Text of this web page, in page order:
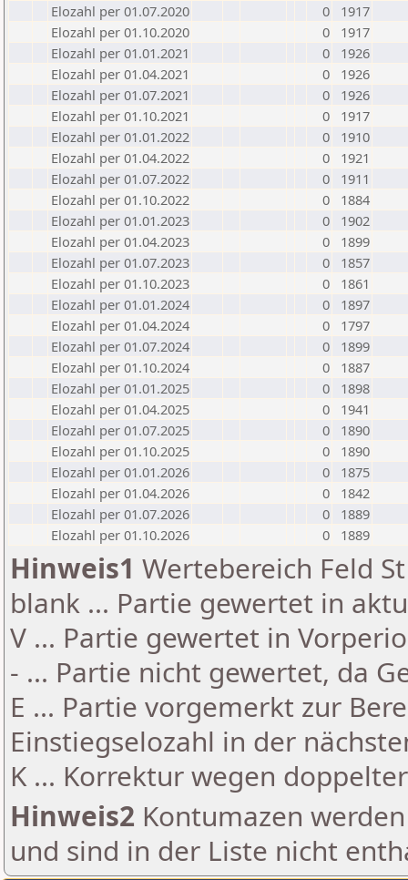
Elozahl per 01.07.2020
0
1917
Elozahl per 01.10.2020
0
1917
Elozahl per 01.01.2021
0
1926
Elozahl per 01.04.2021
0
1926
Elozahl per 01.07.2021
0
1926
Elozahl per 01.10.2021
0
1917
Elozahl per 01.01.2022
0
1910
Elozahl per 01.04.2022
0
1921
Elozahl per 01.07.2022
0
1911
Elozahl per 01.10.2022
0
1884
Elozahl per 01.01.2023
0
1902
Elozahl per 01.04.2023
0
1899
Elozahl per 01.07.2023
0
1857
Elozahl per 01.10.2023
0
1861
Elozahl per 01.01.2024
0
1897
Elozahl per 01.04.2024
0
1797
Elozahl per 01.07.2024
0
1899
Elozahl per 01.10.2024
0
1887
Elozahl per 01.01.2025
0
1898
Elozahl per 01.04.2025
0
1941
Elozahl per 01.07.2025
0
1890
Elozahl per 01.10.2025
0
1890
Elozahl per 01.01.2026
0
1875
Elozahl per 01.04.2026
0
1842
Elozahl per 01.07.2026
0
1889
Elozahl per 01.10.2026
0 1889
Hinweis1 Wertebereich Feld
blank ... Partie gewertet in
V ... Partie gewertet in
- ... Partie nicht gewertet, da
E ... Partie vorgemerkt zur
Einstiegselozahl in der
K ... Korrektur wegen
Hinweis2 Kontumazen
und sind in der Liste nicht